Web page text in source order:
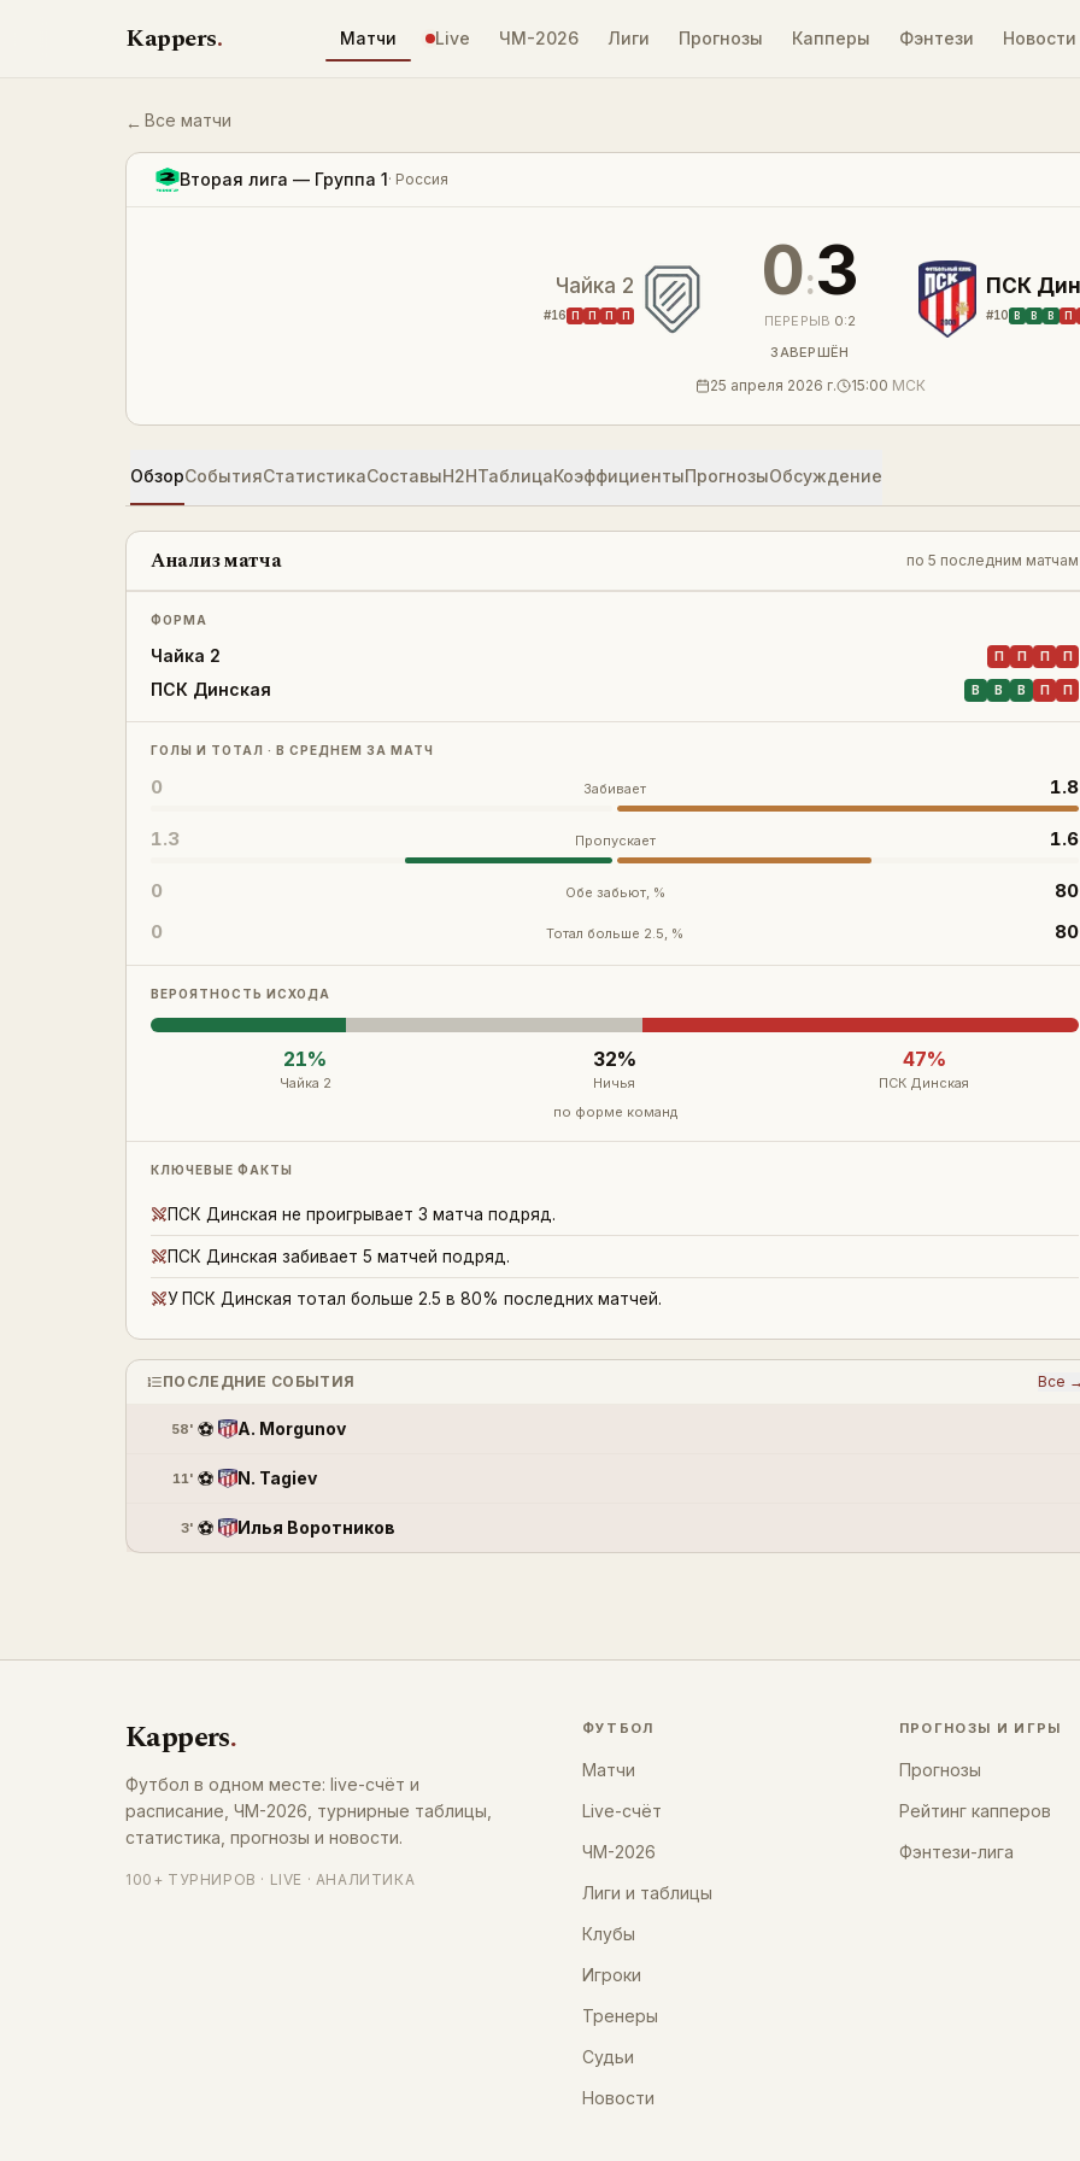
Kappers. Матчи Live ЧМ-2026 Лиги Прогнозы Капперы Фэнтези Новости
← Все матчи
Чайка 2 — ПСК Динская 0:3 — результат
Вторая лига — Группа 1· Россия
Чайка 2
#16 П П П П
0:3
ПЕРЕРЫВ 0:2
ЗАВЕРШЁН
ПСК
#10 В В В П
25 апреля 2026 г. 15:00 МСК
ОбзорСобытияСтатистикаСоставыH2HТаблицаКоэффициентыПрогнозыОбсуждение
Анализ матча по 5 последним матчам
ФОРМА
Чайка 2 П П П П
ПСК Динская В В В П П
ГОЛЫ И ТОТАЛ · В СРЕДНЕМ ЗА МАТЧ
0 Забивает 1.8
1.3 Пропускает 1.6
0 Обе забьют, %
80
0
Тотал больше 2.5, % 80
ВЕРОЯТНОСТЬ ИСХОДА
21%
Чайка 2
32%
Ничья
47%
ПСК Динская
по форме команд
КЛЮЧЕВЫЕ ФАКТЫ
ПСК Динская не проигрывает 3 матча подряд.
ПСК Динская забивает 5 матчей подряд.
У ПСК Динская тотал больше 2.5 в 80% последних матчей.
ПОСЛЕДНИЕ СОБЫТИЯ Все
58' ⚽ A. Morgunov
11' ⚽ N. Tagiev
3' ⚽ Илья Воротников
Kappers.
Футбол в одном месте: live-счёт и
расписание, ЧМ-2026, турнирные таблицы,
статистика, прогнозы и новости.
100+ ТУРНИРОВ · LIVE · АНАЛИТИКА
ФУТБОЛ
Матчи
Live-счёт
ЧМ-2026
Лиги и таблицы
Клубы
Игроки
Тренеры
Судьи
Новости
ПРОГНОЗЫ И ИГРЫ
Прогнозы
Рейтинг капперов
Фэнтези-лига